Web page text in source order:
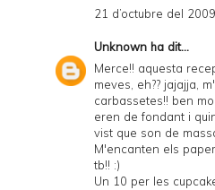
21 d’octubre del
Unknown ha dit...
Merce!! aquesta
meves, eh?? jajajja,
carbassetes!! ben
eren de fondant i
vist que son de
M'encanten els
tb!! :)
Un 10 per les